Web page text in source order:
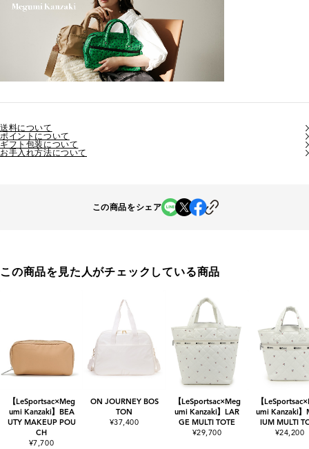
送料について
ポイントについて
ギフト包装について
お手入れ方法について
この商品をシェア
この商品を見た人がチェックしている商品
【LeSportsac×Meg
umi Kanzaki】BEA
UTY MAKEUP POU
CH
¥7,700
ON JOURNEY BOS
TON
¥37,400
【LeSportsac×Meg
umi Kanzaki】LAR
GE MULTI TOTE
¥29,700
【
umi Kanzaki】
IUM MULTI
¥24,200